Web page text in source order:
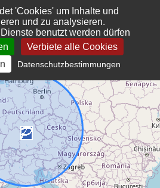
'Cookies' um Inhalte und
und zu analysieren.
benutzt werden dürfen
Verbiete alle Cookies
Datenschutzbestimmungen